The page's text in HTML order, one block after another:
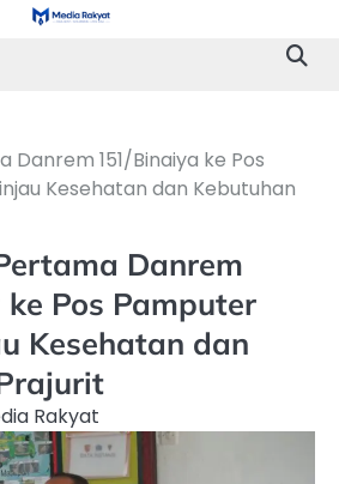
Danrem 151/Binaiya ke Pos
Kesehatan dan Kebutuhan
Danrem
Pos Pamputer
Kesehatan dan
Rakyat